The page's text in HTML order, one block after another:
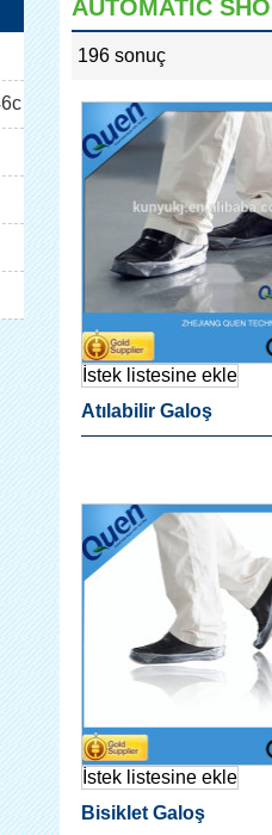
AUTOMATIC
196 sonuç
İstek listesine ekle
Atılabilir Galoş
İstek listesine ekle
Bisiklet Galoş